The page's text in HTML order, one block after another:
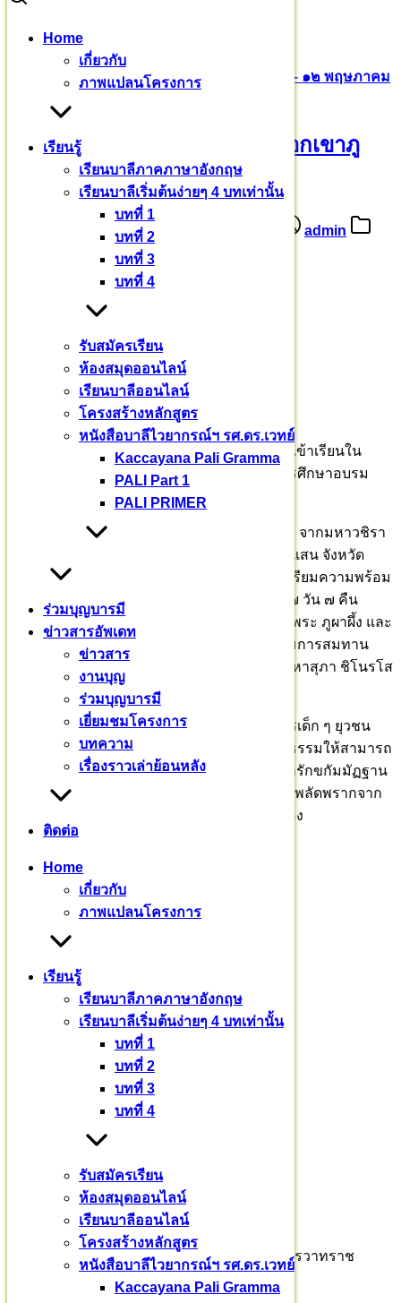
Home
เกี่ยวกับ
ภาพแปลนโครงการ
เรียนรู้
เรียนบาลีภาคภาษาอังกฤษ
เรียนบาลีเริ่มต้นง่ายๆ 4 บทเท่านั้น
บทที่ 1
บทที่ 2
บทที่ 3
บทที่ 4
รับสมัครเรียน
ห้องสมุดออนไลน์
เรียนบาลีออนไลน์
โครงสร้างหลักสูตร
หนังสือบาลีไวยากรณ์ฯ รศ.ดร.เวทย์
Kaccayana Pali Gramma
PALI Part 1
PALI PRIMER
ร่วมบุญบารมี
ข่าวสารอัพเดท
ข่าวสาร
งานบุญ
ร่วมบุญบารมี
เยี่ยมชมโครงการ
บทความ
เรื่องราวเล่าย้อนหลัง
ติดต่อ
Home
เกี่ยวกับ
ภาพแปลนโครงการ
เรียนรู้
เรียนบาลีภาคภาษาอังกฤษ
เรียนบาลีเริ่มต้นง่ายๆ 4 บทเท่านั้น
บทที่ 1
บทที่ 2
บทที่ 3
บทที่ 4
รับสมัครเรียน
ห้องสมุดออนไลน์
เรียนบาลีออนไลน์
โครงสร้างหลักสูตร
หนังสือบาลีไวยากรณ์ฯ รศ.ดร.เวทย์
Kaccayana Pali Gramma
Search
ความทรงจำ ณ วัดถ้ำพระ ฯ เทือกเขาภูพาน ๕ – ๑๒ พฤษภาคม
ความทรงจำ ณ วัดถ้ำพระ ฯ เทือกเขาภู
พาน ๕ – ๑๒ พฤษภาคม ๒๕๖๖
16 พฤษภาคม 2566
admin
ความทรงจำ ณ วัดถ้ำพระ ฯ
กุฉินารายณ์ กาฬสินธุ์
๕ – ๑๒ พฤษภาคม ๒๕๖๖
ก่อนจะเป็นศากยบุตรสามเณรสีหะโดยสมบูรณ์ เข้าเรียนใน
หลักสูตร “เตปิฏกบาลีศากยสีหะ” จะต้องผ่านการศึกษาอบรม
“พระอารักขกัมมัฏฐาน”
พระธรรมวชิราจารย์ นำศากยบุตรสามเณรสีหะ จากมหาวชิรา
ลงกรณบาลีเถรวาทราชวิทยาลัย อำเภอกำแพงแสน จังหวัด
นครปฐม อบรมหลักสูตร “อารักขกัมมัฏฐาน” เตรียมความพร้อม
เข้าสู่หลักสูตร เตปิฏกบาลีศากยสีหะ” เป็นเวลา ๗ วัน ๗ คืน
ระหว่างวันที่ ๕ – ๑๒ พฤษภาคม ๒๕๖๖ ณ ภูถ้ำพระ ภูผาผึ้ง และ
ป่าช้านาน้อย เทือกเขาภูพาน กาฬสินธุ์ ฝึกอบรมการสมทาน
ธุดงควัตร และปฏิบัติพระกัมมัฏฐาน โดย พระมหาสุภา ชิโนรโส
ป.ธ.๙ สามเณรนาคหลวงปี ๒๕๓๕
ในขณะที่หมู่มนุษย์​พากันหลับไหล​ แต่มีสามเณร​เด็ก​ ๆ​ ยุวชน
กลุ่มหนึ่ง​ กำลังฝึกตน​ อบรมบ่มเพาะในเส้นทางธรรม​ให้สามารถ
ดำรงชีวิต​ในเพศบรรพชิต​ต่อไปได้​ เข้าใจหลักอารักขกัมมัฏฐาน​
ปฏิบัติเลือกนำมาใช้ได้อย่างเหมาะสม​ หากแม้นพลัดพรากจาก
พระศาสนา​ ก็จะมีหลักธรรมไว้ปกปักรักษา​ตนเอง​
อสุภกัมมัฏฐาน​ ฝึกต่อสู้​กับความรัก
เมตตา​ ฝึกระงับดับโทสะ
มรณานุสสติ​ ป้องกันความประมาท
พุทธานุสสติ​ สำหรับสร้างพลังใจ
เชิญ​บริจาค​สมทบตามศรัทธา
ชื่อบัญชี : กองทุนพัฒนาศากยบุตรสามเณรสีหะ
เลขที่บัญชี : 726-0-74493-6
ติดต่อสอบถาม